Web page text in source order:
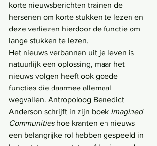
korte nieuwsberichten trainen de
hersenen om korte stukken te lezen en
deze verliezen hierdoor de functie om
lange stukken te lezen.
Het nieuws verbannen uit je leven is
natuurlijk een oplossing, maar het
nieuws volgen heeft ook goede
functies die daarmee allemaal
wegvallen. Antropoloog Benedict
Anderson schrijft in zijn boek Imagined
Communities hoe kranten en nieuws
een belangrijke rol hebben gespeeld in